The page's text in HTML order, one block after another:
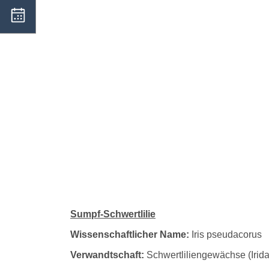
Sumpf-Schwertlilie
Wissenschaftlicher Name: Iris pseudacorus
Verwandtschaft: Schwertliliengewächse